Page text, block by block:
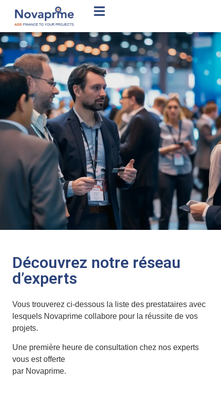
Découvrez notre réseau
d’experts
Vous trouverez ci-dessous la liste des prestataires avec
lesquels Novaprime collabore pour la réussite de vos
projets.
Une première heure de consultation chez nos experts
vous est offerte
par Novaprime.